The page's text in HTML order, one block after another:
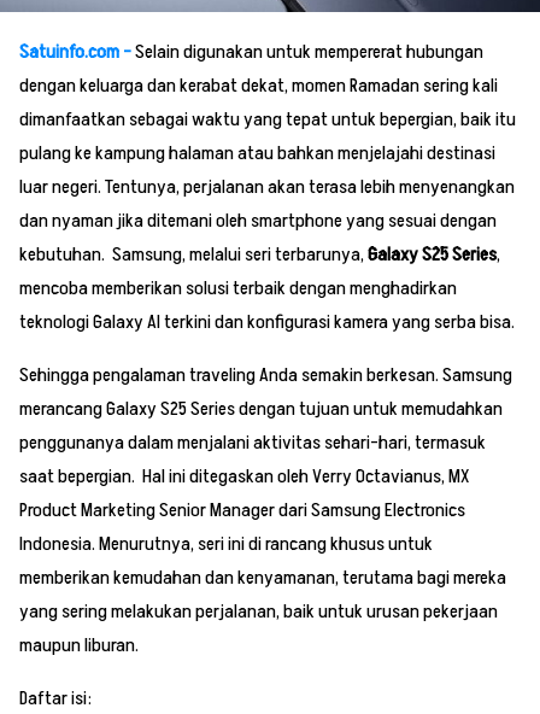
Satuinfo.com –Selain digunakan untuk mempererat hubungan
dengan keluarga dan kerabat dekat, momen Ramadan sering kali
dimanfaatkan sebagai waktu yang tepat untuk bepergian, baik itu
pulang ke kampung halaman atau bahkan menjelajahi destinasi
luar negeri. Tentunya, perjalanan akan terasa lebih menyenangkan
dan nyaman jika ditemani oleh smartphone yang sesuai dengan
kebutuhan. Samsung, melalui seri terbarunya,Galaxy S25 Series,
mencoba memberikan solusi terbaik dengan menghadirkan
teknologi Galaxy AI terkini dan konfigurasi kamera yang serba bisa.
Sehingga pengalaman traveling Anda semakin berkesan. Samsung
merancang Galaxy S25 Series dengan tujuan untuk memudahkan
penggunanya dalam menjalani aktivitas sehari-hari, termasuk
saat bepergian. Hal ini ditegaskan oleh Verry Octavianus, MX
Product Marketing Senior Manager dari Samsung Electronics
Indonesia. Menurutnya, seri ini di rancang khusus untuk
memberikan kemudahan dan kenyamanan, terutama bagi mereka
yang sering melakukan perjalanan, baik untuk urusan pekerjaan
maupun liburan.
Daftar isi: